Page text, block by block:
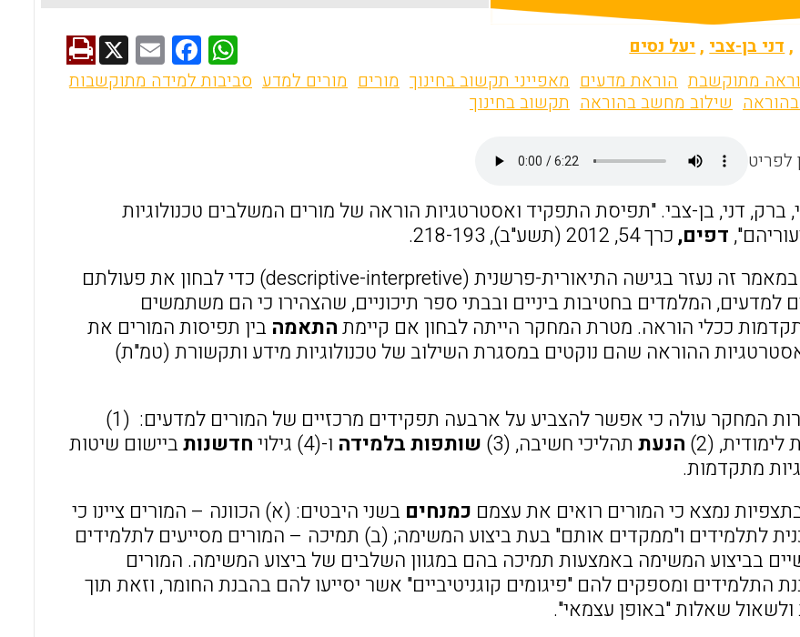
,דני בן-צבי,יעל נסים W
h
p
p
F
a
o
k
E
m
X
מתוקשבת הוראת מדעים מאפייני תקשוב בחינוך מורים מורים למדע סביבות למידה מתוקשבות
שילוב מחשב בהוראה תקשוב בחינוך
לפריט
ברק, דני, בן-צבי. "תפיסת התפקיד ואסטרטגיות הוראה של מורים המשלבים טכנולוגיות
דפים,כרך 54, 2012 (תשע"ב), 218-193.
המחקר המוצג במאמר זה נעזר בגישה התיאורית-פרשנית (descriptive-interpretive) כדי לבחון את פעולתם
למדעים, המלמדים בחטיבות ביניים ובבתי ספר תיכוניים, שהצהירו כי הם משתמשים
ככלי הוראה. מטרת המחקר הייתה לבחון אם קיימתהתאמה בין תפיסות המורים את
ההוראה שהם נוקטים במסגרת השילוב של טכנולוגיות מידע ותקשורת (טמ"ת)
המחקר עולה כי אפשר להצביע על ארבעה תפקידים מרכזיים של המורים למדעים: (1)
לימודית, (2) הנעת תהליכי חשיבה, (3) שותפות בלמידה ו-(4) גילוי חדשנותביישום שיטות
מתקדמות.
כמנחים בשני היבטים: (א) הכוונה – המורים ציינו כי
לתלמידים ו"ממקדים אותם" בעת ביצוע המשימה; (ב) תמיכה – המורים מסייעים לתלמידים
בביצוע המשימה באמצעות תמיכה בהם במגוון השלבים של ביצוע המשימה. המורים
התלמידים ומספקים להם "פיגומים קוגניטיביים" אשר יסייעו להם בהבנת החומר, וזאת תוך
שאלות "באופן עצמאי".